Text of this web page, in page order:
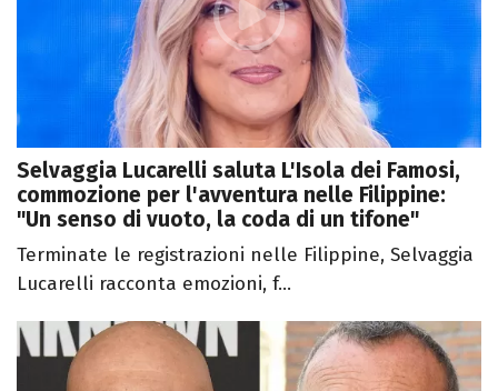
Selvaggia Lucarelli saluta L'Isola dei Famosi,
commozione per l'avventura nelle Filippine:
"Un senso di vuoto, la coda di un tifone"
Terminate le registrazioni nelle Filippine, Selvaggia
Lucarelli racconta emozioni, f...